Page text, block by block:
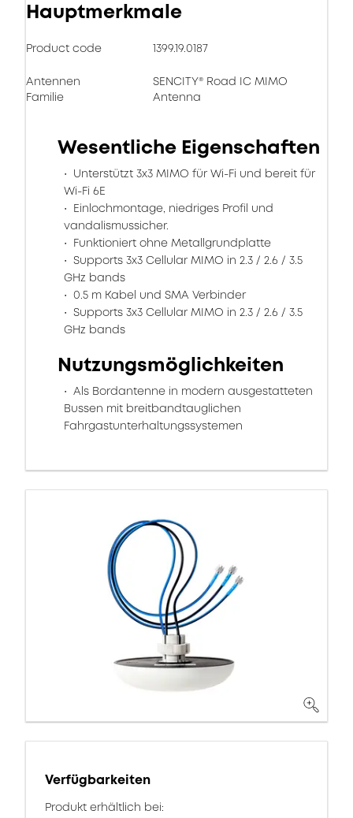
Hauptmerkmale
Product code 1399.19.0187
Antennen
Familie
SENCITY® Road IC MIMO
Antenna
Wesentliche Eigenschaften
Unterstützt 3x3 MIMO für Wi-Fi und bereit für
Wi-Fi 6E
Einlochmontage, niedriges Profil und
vandalismussicher.
Funktioniert ohne Metallgrundplatte
Supports 3x3 Cellular MIMO in 2.3 / 2.6 / 3.5
GHz bands
0.5 m Kabel und SMA Verbinder
Supports 3x3 Cellular MIMO in 2.3 / 2.6 / 3.5
GHz bands
Nutzungsmöglichkeiten
Als Bordantenne in modern ausgestatteten
Bussen mit breitbandtauglichen
Fahrgastunterhaltungssystemen
Verfügbarkeiten
Produkt erhältlich bei: